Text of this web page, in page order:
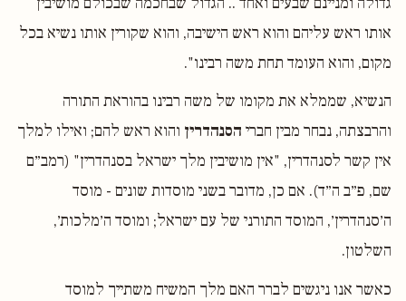
אותו ראש עליהם והוא ראש הישיבה, והוא שקורין אותו נשיא בכל
מקום, והוא העומד תחת משה רבינו".
הנשיא, שממלא את מקומו של משה רבינו בהוראת התורה
והרבצתה, נבחר מבין חברי הסנהדרין והוא ראש להם; ואילו למלך
אין קשר לסנהדרין, "אין מושיבין מלך ישראל בסנהדרין" (רמב״ם
שם, פ״ב ה״ד). אם כן, מדובר בשני מוסדות שונים - מוסד
ה׳סנהדרין׳, המוסד התורני של עם ישראל; ומוסד ה׳מלכות׳,
השלטון.
כאשר אנו ניגשים לברר האם מלך המשיח משתייך למוסד